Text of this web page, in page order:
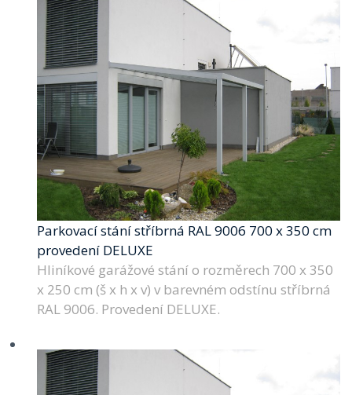
Parkovací stání stříbrná RAL 9006 700 x 350 cm
provedení DELUXE
Hliníkové garážové stání o rozměrech 700 x 350
x 250 cm (š x h x v) v barevném odstínu stříbrná
RAL 9006. Provedení DELUXE.